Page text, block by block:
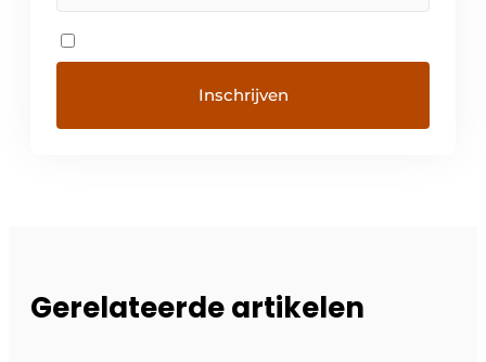
Gerelateerde artikelen